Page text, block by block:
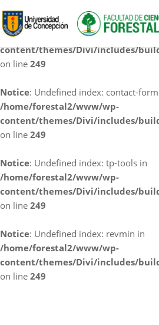
Notice: Undefined index: cf7rl-
/home/forestal2/www/wp-
content/themes/Divi/includes/
on line 249
Notice: Undefined index: contact-
/home/forestal2/www/wp-
content/themes/Divi/includes/
on line 249
Notice: Undefined index: tp-tools in
/home/forestal2/www/wp-
content/themes/Divi/includes/
on line 249
Notice: Undefined index: revmin in
/home/forestal2/www/wp-
content/themes/Divi/includes/
on line 249